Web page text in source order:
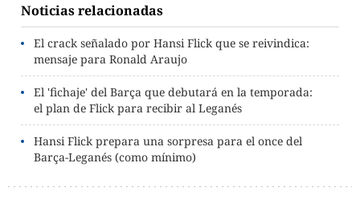
Noticias relacionadas
El crack señalado por Hansi Flick que se reivindica:
mensaje para Ronald Araujo
El 'fichaje' del Barça que debutará en la temporada:
el plan de Flick para recibir al Leganés
Hansi Flick prepara una sorpresa para el once del
Barça-Leganés (como mínimo)